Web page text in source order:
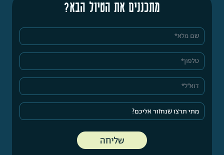
מתכננים את הטיול הבא?